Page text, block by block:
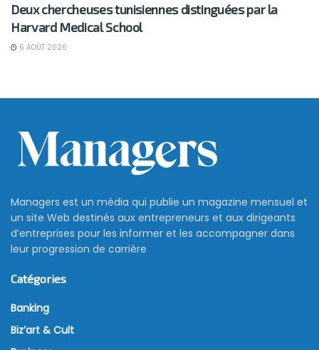
Deux chercheuses tunisiennes distinguées par la
Harvard Medical School
6 AOÛT 2026
Managers est un média qui publie un magazine mensuel et
un site Web destinés aux entrepreneurs et aux dirigeants
d’entreprises pour les informer et les accompagner dans
leur progression de carrière
Catégories
Banking
Biz’art & Cult